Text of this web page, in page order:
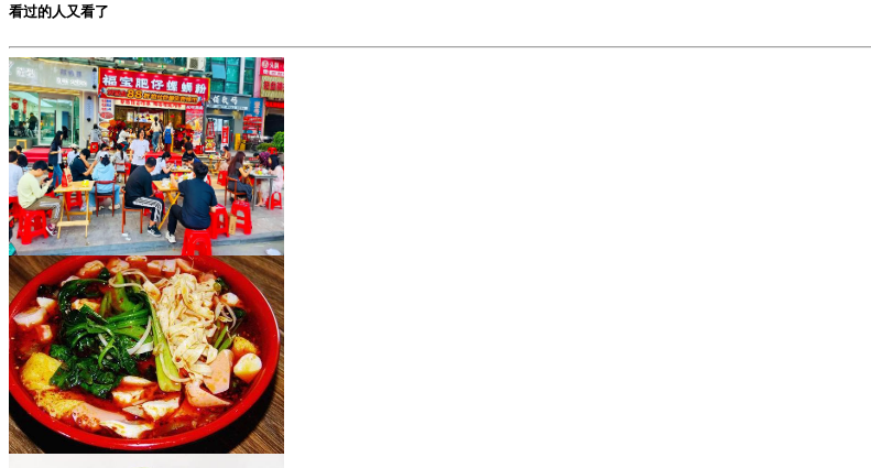
看过的人又看了
福宝肥仔炸蛋螺蛳粉 加盟费用：